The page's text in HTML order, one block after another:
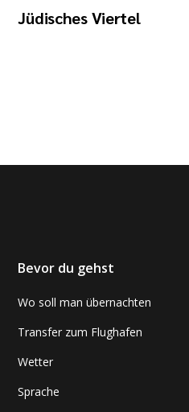
Jüdisches Viertel
Bevor du gehst
Wo soll man übernachten
Transfer zum Flughafen
Wetter
Sprache